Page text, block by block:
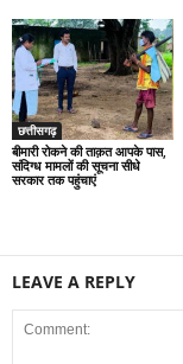
छत्तीसगढ़
बीमारी रोकने की ताक़त आपके पास,
संदिग्ध मामलों की सूचना सीधे
सरकार तक पहुंचाएं
LEAVE A REPLY